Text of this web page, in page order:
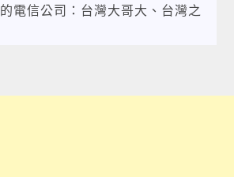
的電信公司：台灣大哥大、台灣之